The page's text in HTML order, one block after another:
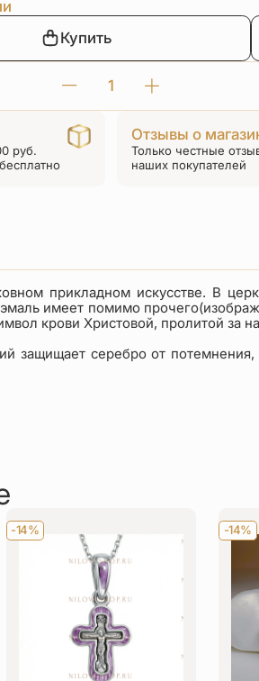
составляла
4
580 ₽.
3
939 ₽.
Купить
Количество
товара
Нательный
крестик
эмалью
«КРЭ25»
руб.
Отзывы о
Только честные
наших покупателей
прикладном искусстве. В
имеет помимо
крови Христовой, пролитой за
защищает серебро от
-14% -14%